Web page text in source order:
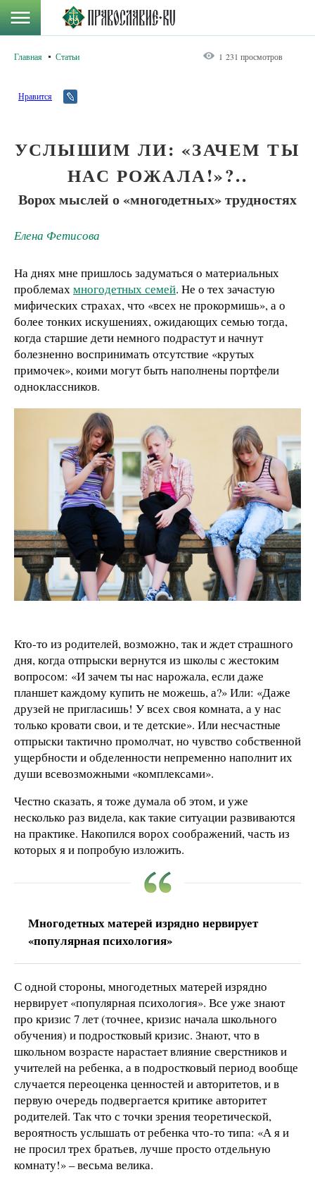
Главная Статьи 1 231 просмотров
Нравится
УСЛЫШИМ ЛИ: «ЗАЧЕМ ТЫ
НАС РОЖАЛА!»?..
Ворох мыслей о «многодетных» трудностях
Елена Фетисова
На днях мне пришлось задуматься о материальных
проблемахмногодетных семей. Не о тех зачастую
мифических страхах, что «всех не прокормишь», а о
более тонких искушениях, ожидающих семью тогда,
когда старшие дети немного подрастут и начнут
болезненно воспринимать отсутствие «крутых
примочек», коими могут быть наполнены портфели
одноклассников.
Кто-то из родителей, возможно, так и ждет страшного
дня, когда отпрыски вернутся из школы с жестоким
вопросом: «И зачем ты нас нарожала, если даже
планшет каждому купить не можешь, а?» Или: «Даже
друзей не пригласишь! У всех своя комната, а у нас
только кровати свои, и те детские». Или несчастные
отпрыски тактично промолчат, но чувство собственной
ущербности и обделенности непременно наполнит их
души всевозможными «комплексами».
Честно сказать, я тоже думала об этом, и уже
несколько раз видела, как такие ситуации развиваются
на практике. Накопился ворох соображений, часть из
которых я и попробую изложить.
Многодетных матерей изрядно нервирует
«популярная психология»
С одной стороны, многодетных матерей изрядно
нервирует «популярная психология». Все уже знают
про кризис 7 лет (точнее, кризис начала школьного
обучения) и подростковый кризис. Знают, что в
школьном возрасте нарастает влияние сверстников и
учителей на ребенка, а в подростковый период вообще
случается переоценка ценностей и авторитетов, и в
первую очередь подвергается критике авторитет
родителей. Так что с точки зрения теоретической,
вероятность услышать от ребенка что-то типа: «А я и
не просил трех братьев, лучше просто отдельную
комнату!» – весьма велика.